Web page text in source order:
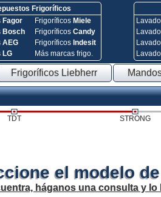
Frigoríficos
Fagor
Bosch
AEG
LG
Frigoríficos Miele
FrigoríficosCandy
Frigoríficos Indesit
Más marcas frigo.
Frigoríficos Liebherr
TDT STRONG
el modelo
háganos una consulta y lo